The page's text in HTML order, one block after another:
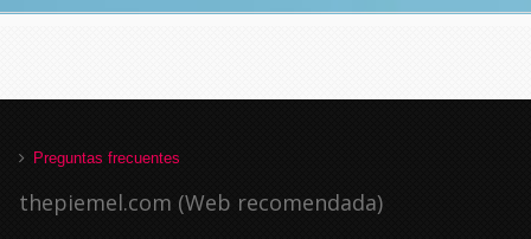
Preguntas frecuentes
thepiemel.com (Web recomendada)